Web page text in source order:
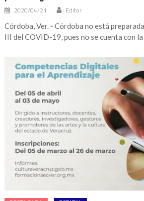
2020/04/21 Editor
Córdoba, Ver. - Córdoba no está
III del COVID-19, pues no se cuenta con la